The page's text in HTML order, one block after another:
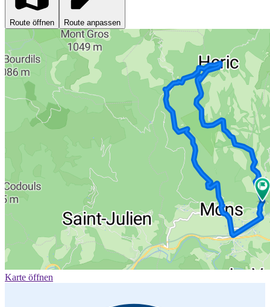
Route öffnen Route anpassen
Karte öffnen